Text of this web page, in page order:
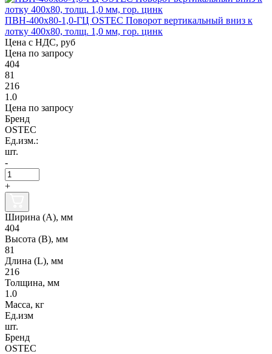
ПВН-400х80-1,0-ГЦ OSTEC Поворот вертикальный вниз к
лотку 400х80, толщ. 1,0 мм, гор. цинк
Цена с НДС, руб
Цена по запросу
404
81
216
1.0
Цена по запросу
Бренд
OSTEC
Ед.изм.:
шт.
-
+
Ширина (А), мм
404
Высота (В), мм
81
Длина (L), мм
216
Толщина, мм
1.0
Масса, кг
Ед.изм
шт.
Бренд
OSTEC